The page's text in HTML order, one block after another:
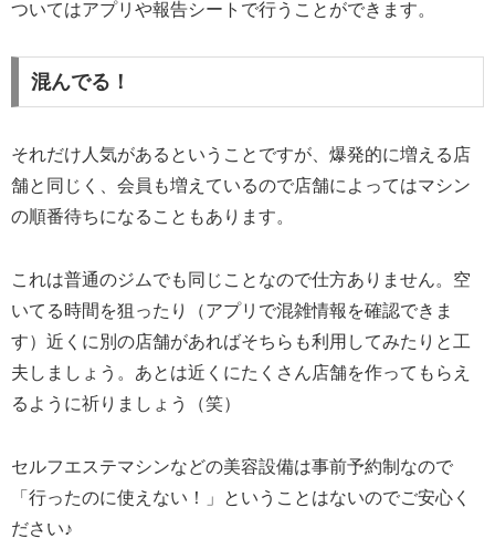
ついてはアプリや報告シートで行うことができます。
混んでる！
それだけ人気があるということですが、爆発的に増える店
舗と同じく、会員も増えているので店舗によってはマシン
の順番待ちになることもあります。
これは普通のジムでも同じことなので仕方ありません。空
いてる時間を狙ったり（アプリで混雑情報を確認できま
す）近くに別の店舗があればそちらも利用してみたりと工
夫しましょう。あとは近くにたくさん店舗を作ってもらえ
るように祈りましょう（笑）
セルフエステマシンなどの美容設備は事前予約制なので
「行ったのに使えない！」ということはないのでご安心く
ださい♪